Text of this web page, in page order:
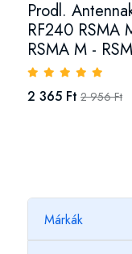
Prodl.
RF240 RSMA
RSMA M -
2 365 Ft 2 956 Ft
Márkák